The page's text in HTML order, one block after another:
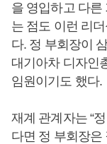
을 영입하고 다른
는 점도 이런 리
다. 정 부회장이
대기아차 디자인
임원이기도 했다.
재계 관계자는 “
다면 정 부회장은